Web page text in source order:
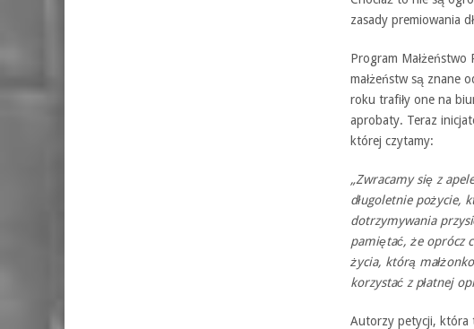
zasady premiowania
Program Małżeństwo
małżeństw są znane
roku trafiły one na
aprobaty. Teraz
której czytamy:
„Zwracamy się z
długoletnie pożycie,
dotrzymywania
pamiętać, że oprócz
życia, którą
korzystać z płatnej
Autorzy petycji, która